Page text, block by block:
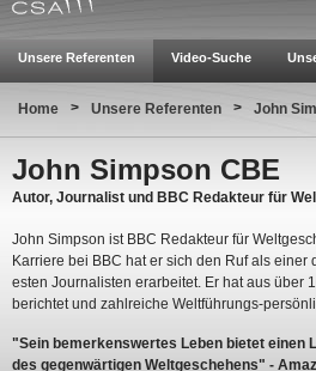
Unsere Referenten Video-Suche
Home > Unsere Referenten > John
John Simpson CBE
Autor, Journalist und BBC Redakteur für
John Simpson ist BBC Redakteur für
Karriere bei BBC hat er sich den Ruf als
esten Journalisten erarbeitet. Er hat aus über
berichtet und zahlreiche Weltführungs-
"Sein bemerkenswertes Leben bietet einen
des gegenwärtigen Weltgeschehens" -